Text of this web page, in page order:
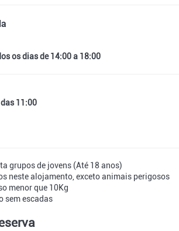
os dias de 14:00 a 18:00
11:00
grupos de jovens (Até 18 anos)
neste alojamento, exceto animais perigosos
menor que 10Kg
sem escadas